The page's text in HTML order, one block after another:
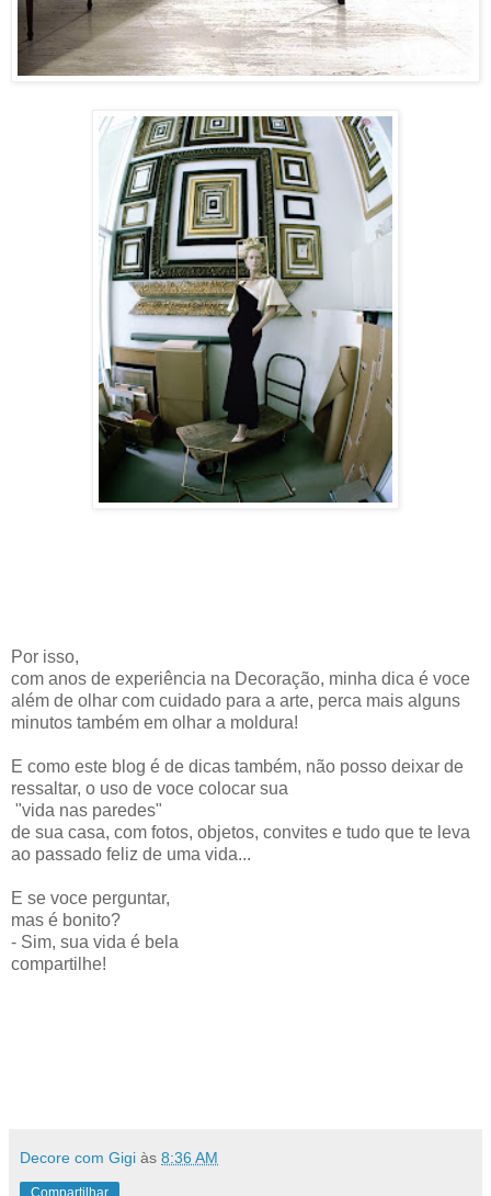
Por isso,
com anos de experiência na Decoração, minha dica é voce
além de olhar com cuidado para a arte, perca mais alguns
minutos também em olhar a moldura!
E como este blog é de dicas também, não posso deixar de
ressaltar, o uso de voce colocar sua
"vida nas paredes"
de sua casa, com fotos, objetos, convites e tudo que te leva
ao passado feliz de uma vida...
E se voce perguntar,
mas é bonito?
- Sim, sua vida é bela
compartilhe!
Decore com Gigi às 8:36 AM